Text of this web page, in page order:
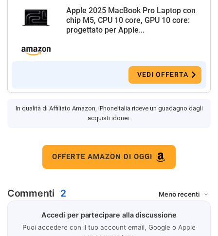
Apple 2025 MacBook Pro Laptop con
chip M5, CPU 10 core, GPU 10 core:
progettato per Apple...
VEDI OFFERTA
In qualità di Affiliato Amazon, iPhoneItalia riceve un guadagno dagli
acquisti idonei.
OFFERTE AMAZON DI OGGI
Commenti 2
Accedi per partecipare alla discussione
Puoi accedere con il tuo account email, Google o Apple